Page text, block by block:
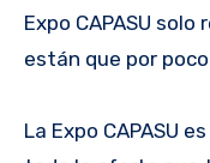
Expo CAPASU
están que por
La Expo CAPASU